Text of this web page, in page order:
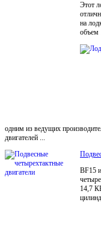
Этот
на
объем
одним из ведущих
двигателей ...
BF15
14,7